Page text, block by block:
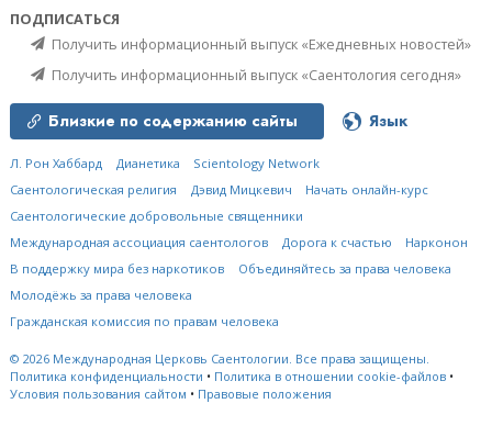
ПОДПИСАТЬСЯ
Получить информационный выпуск «Ежедневных новостей»
Получить информационный выпуск «Саентология сегодня»
Близкие по содержанию сайты Язык
Л. Рон Хаббард Дианетика
Scientology Network
Саентологическая религия
Дэвид Мицкевич
Начать онлайн-курс
Саентологические добровольные священники
Международная ассоциация саентологов
Дорога к счастью
Нарконон
В поддержку мира без наркотиков
Объединяйтесь за права человека
Молодёжь за права человека
Гражданская комиссия по правам человека
© 2026 Международная Церковь Саентологии. Все права защищены.
Политика конфиденциальности • Политика в отношении cookie-файлов •
Условия пользования сайтом • Правовые положения